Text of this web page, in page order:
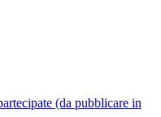
(da pubblicare in